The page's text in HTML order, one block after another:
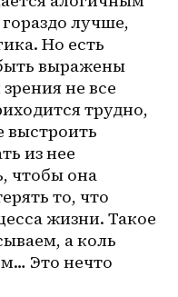
лучше,
Но есть
выражены
не все
трудно,
выстроить
из нее
чтобы она
то, что
жизни. Такое
а коль
Это нечто